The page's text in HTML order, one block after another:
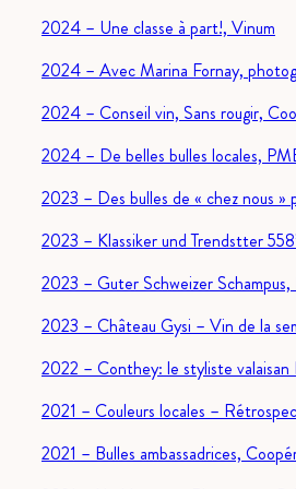
2024 – Une classe à part!, Vinum
2024 – Avec Marina Fornay,
2024 – Conseil vin, Sans rougir,
2024 – De belles bulles locales,
2023 – Des bulles de « chez nous
2023 – Klassiker und Trendstter
2023 – Guter Schweizer
2023 – Château Gysi – Vin de la
2022 – Conthey: le styliste valaisan
2021 – Couleurs locales –
2021 – Bulles ambassadrices,